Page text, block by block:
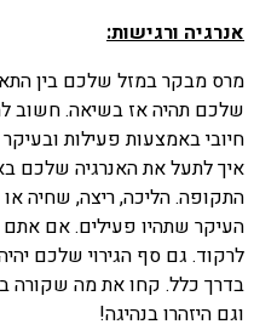
אנרגיה ורגישות:
מרס מבקר במזל שלכם בין
שלכם תהיה אז בשיאה. חשוב
חיובי באמצעות פעילות
איך לתעל את האנרגיה שלכם
התקופה. הליכה, ריצה, שחיה
העיקר שתהיו פעילים. אם
לרקוד. גם סף הגירוי שלכם
בדרך כלל. קחו את מה שקורה
וגם היזהרו בנהיגה!